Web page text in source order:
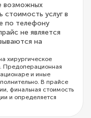
возможных
стоимость услуг в
по телефону
не является
на
хирургическое
Предоперационная
и иные
В прайсе
финальная стоимость
и определяется